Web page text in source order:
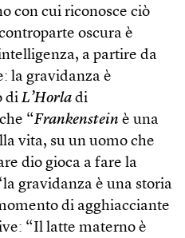
con cui riconosce ciò
oscura è
a partire da
la gravidanza è
di L’Horla di
“Frankenstein è una
vita, su un uomo che
dio gioca a fare la
gravidanza è una storia
di agghiacciante
“Il latte materno è